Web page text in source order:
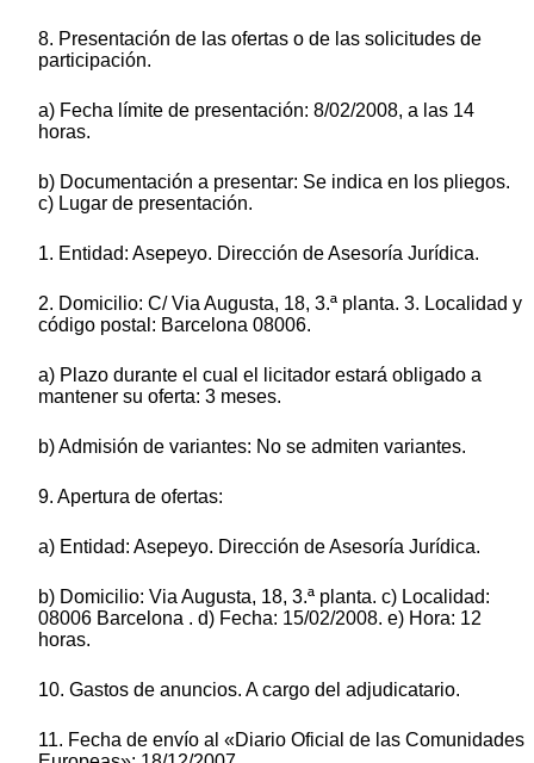
8. Presentación de las ofertas o de las solicitudes de
participación.
a) Fecha límite de presentación: 8/02/2008, a las 14
horas.
b) Documentación a presentar: Se indica en los pliegos.
c) Lugar de presentación.
1. Entidad: Asepeyo. Dirección de Asesoría Jurídica.
2. Domicilio: C/ Via Augusta, 18, 3.ª planta. 3. Localidad y
código postal: Barcelona 08006.
a) Plazo durante el cual el licitador estará obligado a
mantener su oferta: 3 meses.
b) Admisión de variantes: No se admiten variantes.
9. Apertura de ofertas:
a) Entidad: Asepeyo. Dirección de Asesoría Jurídica.
b) Domicilio: Via Augusta, 18, 3.ª planta. c) Localidad:
08006 Barcelona . d) Fecha: 15/02/2008. e) Hora: 12
horas.
10. Gastos de anuncios. A cargo del adjudicatario.
11. Fecha de envío al «Diario Oficial de las Comunidades